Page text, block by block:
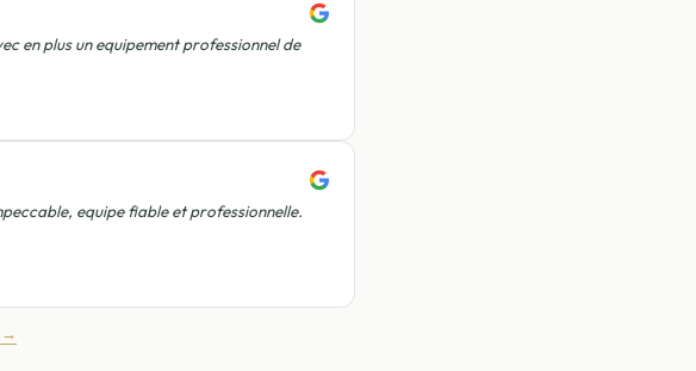
en plus un equipement professionnel de
equipe fiable et professionnelle.
→